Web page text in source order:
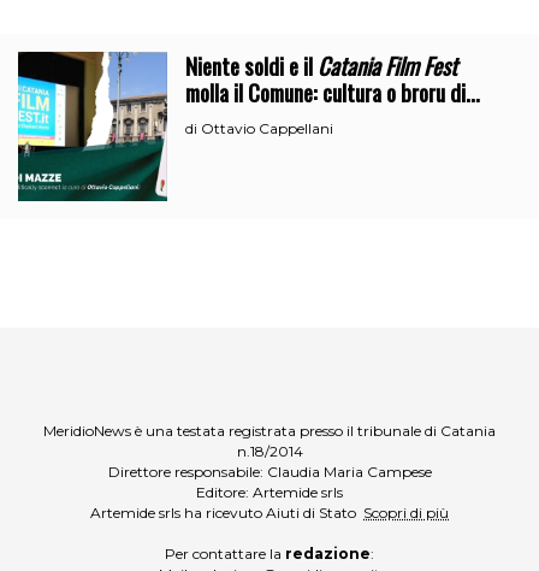
Niente soldi e ilCatania Film Fest
molla il Comune: cultura o broru di
ciciri?
di Ottavio Cappellani
MeridioNews è una testata registrata presso il tribunale di Catania
n.18/2014
Direttore responsabile: Claudia Maria Campese
Editore: Artemide srls
Artemide srls ha ricevuto Aiuti di Stato Scopri di più
Per contattare la redazione: